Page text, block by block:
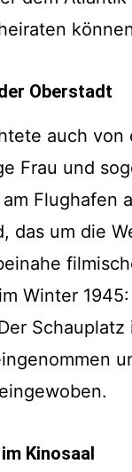
Oberstadt
auch
Frau und
Flughafen
das um die
Winter
Kinosaal